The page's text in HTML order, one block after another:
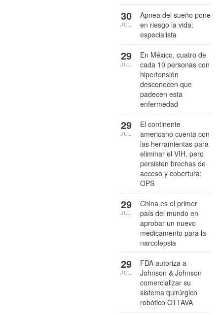
Apnea del sueño pone
en riesgo la vida:
especialista
30
JUL
En México, cuatro de
cada 10 personas con
hipertensión
desconocen que
padecen esta
enfermedad
29
JUL
El continente
americano cuenta con
las herramientas para
eliminar el VIH, pero
persisten brechas de
acceso y cobertura:
OPS
29
JUL
China es el primer
país del mundo en
aprobar un nuevo
medicamento para la
narcolepsia
29
JUL
FDA autoriza a
Johnson & Johnson
comercializar su
sistema quirúrgico
robótico OTTAVA
29
JUL